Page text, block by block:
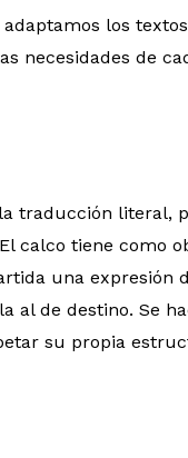
los textos
necesidades de
traducción literal,
calco tiene como
una expresión
al de destino. Se
su propia